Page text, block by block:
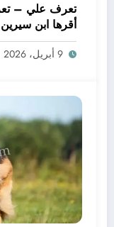
تعرف علي –
أقرها ابن
لحم – بالتفصيل
9 أبريل، 2026